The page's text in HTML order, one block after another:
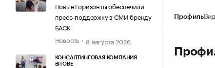
Новые Горизонты обеспечили
пресс-поддержку в СМИ бренду
БАСК
Новость
8 августа 2026
КОНСАЛТИНГОВАЯ КОМПАНИЯ
BITOBE
Профиль